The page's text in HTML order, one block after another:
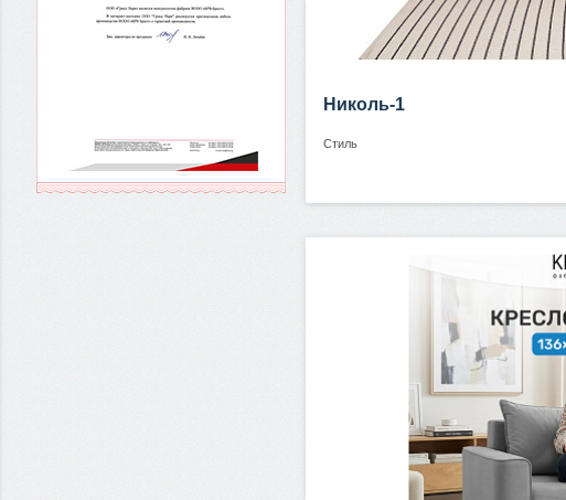
Николь-1
Стиль